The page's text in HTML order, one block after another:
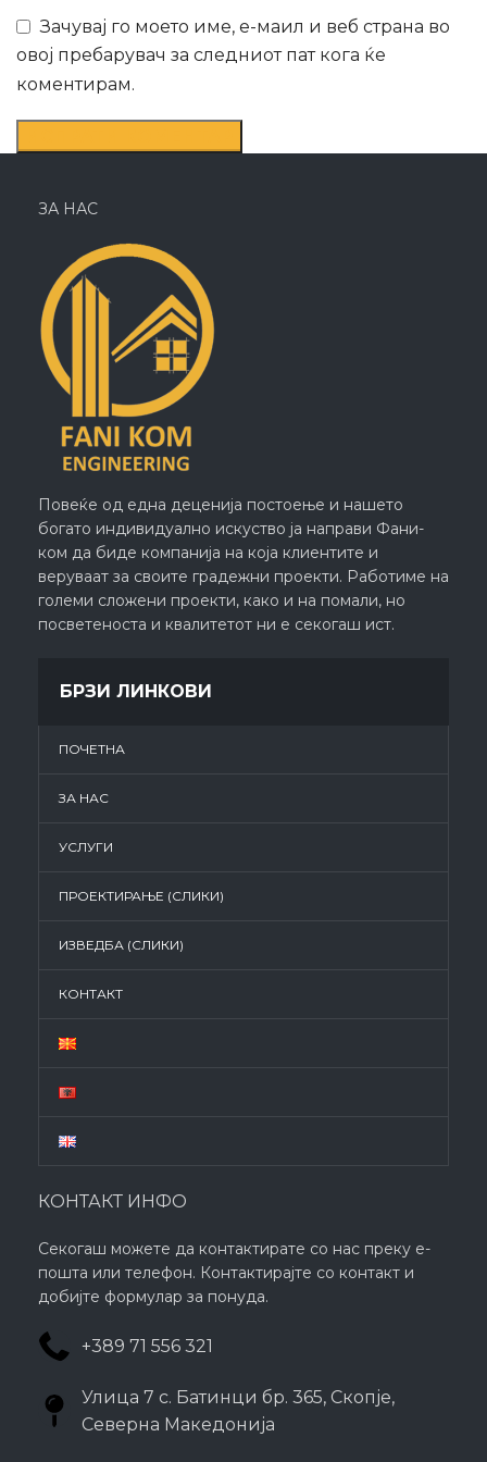
Зачувај го моето име, е-маил и веб страна во
овој пребарувач за следниот пат кога ќе
коментирам.
ЗА НАС
Повеќе од една деценија постоење и нашето
богато индивидуално искуство ја направи Фани-
ком да биде компанија на која клиентите и
веруваат за своите градежни проекти. Работиме на
големи сложени проекти, како и на помали, но
посветеноста и квалитетот ни е секогаш ист.
БРЗИ ЛИНКОВИ
ПОЧЕТНА
ЗА НАС
УСЛУГИ
ПРОЕКТИРАЊЕ (СЛИКИ)
ИЗВЕДБА (СЛИКИ)
КОНТАКТ
КОНТАКТ ИНФО
Секогаш можете да контактирате со нас преку е-
пошта или телефон. Контактирајте со контакт и
добијте формулар за понуда.
+389 71 556 321
Улица 7 с. Батинци бр. 365, Скопје,
Северна Македонија